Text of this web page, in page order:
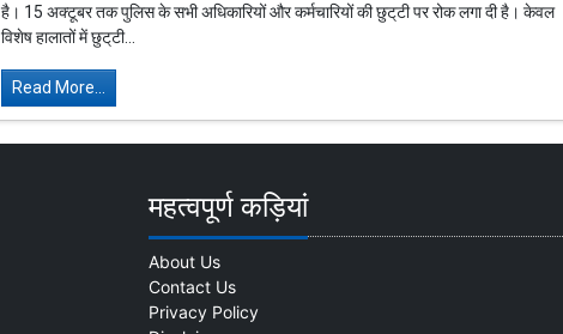
है। 15 अक्टूबर तक पुलिस के सभी अधिकारियों और कर्मचारियों की छुट्‌टी पर रोक लगा दी है। केवल
विशेष हालातों में छुट्‌टी...
Read More...
महत्वपूर्ण कड़ियां
About Us
Contact Us
Privacy Policy